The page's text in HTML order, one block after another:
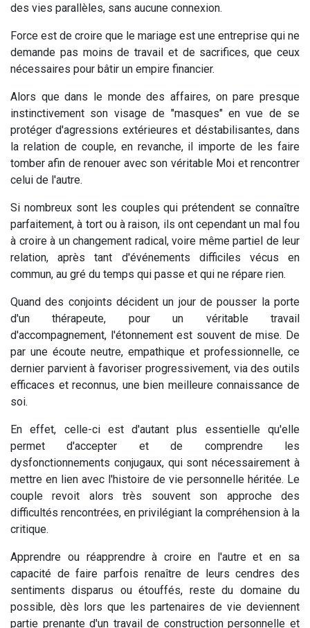
des vies parallèles, sans aucune connexion.
Force est de croire que le mariage est une entreprise qui ne
demande pas moins de travail et de sacrifices, que ceux
nécessaires pour bâtir un empire financier.
Alors que dans le monde des affaires, on pare presque
instinctivement son visage de "masques" en vue de se
protéger d'agressions extérieures et déstabilisantes, dans
la relation de couple, en revanche, il importe de les faire
tomber afin de renouer avec son véritable Moi et rencontrer
celui de l'autre.
Si nombreux sont les couples qui prétendent se connaître
parfaitement, à tort ou à raison, ils ont cependant un mal fou
à croire à un changement radical, voire même partiel de leur
relation, après tant d'événements difficiles vécus en
commun, au gré du temps qui passe et qui ne répare rien.
Quand des conjoints décident un jour de pousser la porte
d'un thérapeute, pour un véritable travail
d'accompagnement, l'étonnement est souvent de mise. De
par une écoute neutre, empathique et professionnelle, ce
dernier parvient à favoriser progressivement, via des outils
efficaces et reconnus, une bien meilleure connaissance de
soi.
En effet, celle-ci est d'autant plus essentielle qu'elle
permet d'accepter et de comprendre les
dysfonctionnements conjugaux, qui sont nécessairement à
mettre en lien avec l'histoire de vie personnelle héritée. Le
couple revoit alors très souvent son approche des
difficultés rencontrées, en privilégiant la compréhension à la
critique.
Apprendre ou réapprendre à croire en l'autre et en sa
capacité de faire parfois renaître de leurs cendres des
sentiments disparus ou étouffés, reste du domaine du
possible, dès lors que les partenaires de vie deviennent
partie prenante d'un travail de construction personnelle et